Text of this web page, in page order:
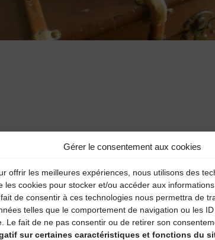
Gérer le consentement aux cookies
offrir les meilleures expériences, nous utilisons des
les cookies pour stocker et/ou accéder aux
de consentir à ces technologies nous permettra de
telles que le comportement de navigation ou les
Le fait de ne pas consentir ou de retirer son
sur certaines caractéristiques et fonctions du
sont indiqués avec